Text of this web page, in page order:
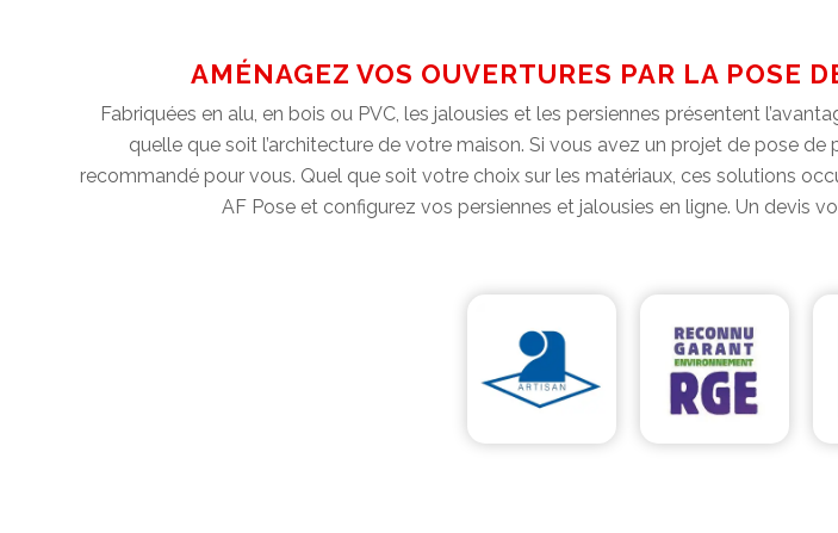
AMÉNAGEZ VOS OUVERTURES PAR LA POSE
Fabriquées en alu, en bois ou PVC, les jalousies et les persiennes présentent
quelle que soit l’architecture de votre maison. Si vous avez un projet de pose de
recommandé pour vous. Quel que soit votre choix sur les matériaux, ces solutions
AF Pose et configurez vos persiennes et jalousies en ligne. Un devis